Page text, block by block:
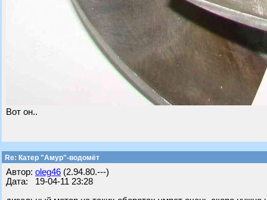
Вот он..
Re: Катер "Амур"-водомёт
Автор: oleg46 (2.94.80.---)
Дата: 19-04-11 23:28